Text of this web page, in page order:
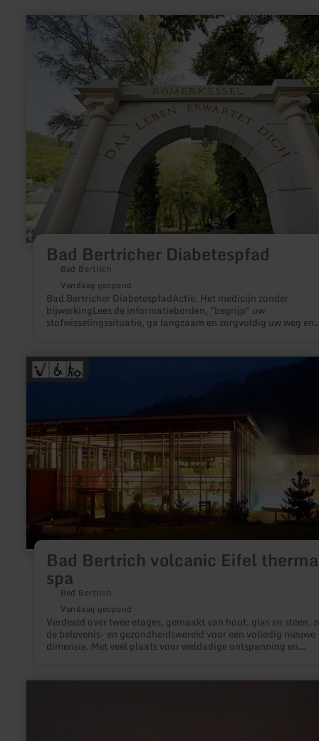
Bad Bertricher Diabetespfad
Bad Bertrich
Vandaag geopend
Bad Bertricher DiabetespfadActie. Het medicijn zonder
bijwerkingLees de informatieborden, "begrijp" uw
stofwisselingssituatie, ga langzaam en zorgvuldig uw weg en
www.essen-mit-freude.de)
meer
informatie
over:
Bad
Bertricher
Diabetespfad
Bad Bertrich volcanic Eifel
spa
Bad Bertrich
Vandaag geopend
Verdeeld over twee etages, gemaakt van hout, glas en steen,
de belevenis- en gezondheidswereld voor een volledig nieuwe
dimensie. Met veel plaats voor weldadige ontspanning en
meer
informatie
volcanic
Eifel
thermal
spa